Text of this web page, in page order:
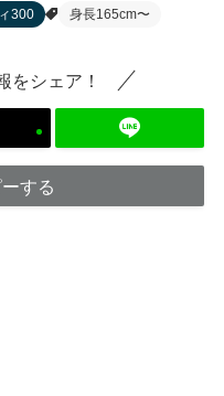
300 身長165cm〜
をシェア！
する